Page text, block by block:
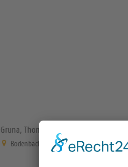
Gruna, Thomaskirche
Bodenbacher Straße 21 Dresden